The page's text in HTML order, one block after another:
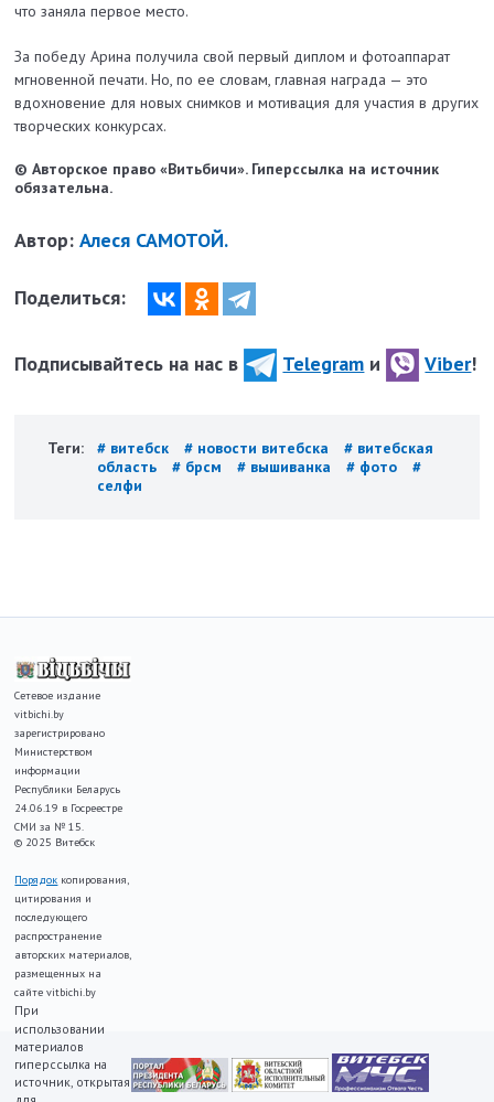
что заняла первое место.
За победу Арина получила свой первый диплом и фотоаппарат
мгновенной печати. Но, по ее словам, главная награда — это
вдохновение для новых снимков и мотивация для участия в других
творческих конкурсах.
© Авторское право «Витьбичи». Гиперссылка на источник
обязательна.
Автор:Алеся САМОТОЙ.
Поделиться:
Подписывайтесь на нас в Telegram и Viber!
Теги: # витебск # новости витебска
# витебская
область
# брсм # вышиванка # фото
#
селфи
Сетевое издание
vitbichi.by
зарегистрировано
Министерством
информации
Республики Беларусь
24.06.19 в Госреестре
СМИ за № 15.
© 2025 Витебск
Порядок копирования,
цитирования и
последующего
распространение
авторских материалов,
размещенных на
сайте vitbichi.by
При
использовании
материалов
гиперссылка на
источник, открытая